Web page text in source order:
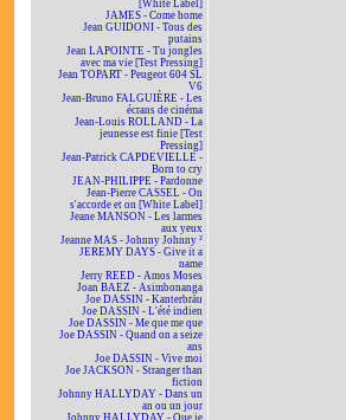
[White Label]
JAMES - Come home
Jean GUIDONI - Tous des
putains
Jean LAPOINTE - Tu jongles
avec ma vie [Test Pressing]
Jean TOPART - Peugeot 604 SL
V6
Jean-Bruno FALGUIÈRE - Les
écrans de cinéma
Jean-Louis ROLLAND - La
jeunesse est finie [Test
Pressing]
Jean-Patrick CAPDEVIELLE -
Born to cry
JEAN-PHILIPPE - Pardonne
Jean-Pierre CASSEL - On
s'accorde et on [White Label]
Jeane MANSON - Les larmes
aux yeux
Jeanne MAS - Johnny Johnny ²
JEREMY DAYS - Give it a
name
Jerry REED - Amos Moses
Joan BAEZ - Asimbonanga
Joe DASSIN - Kanterbräu
Joe DASSIN - L'été indien
Joe DASSIN - Me que me que
Joe DASSIN - Quand on a seize
ans
Joe DASSIN - Vive moi
Joe JACKSON - Stranger than
fiction
Johnny HALLYDAY - Dans un
an ou un jour
Johnny HALLYDAY - Que je